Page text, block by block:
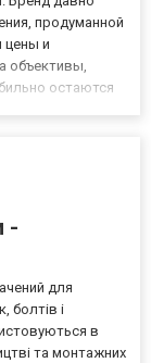
продуманной
цены и
объективы,
остаются
-
для
болтів і
в
та монтажних